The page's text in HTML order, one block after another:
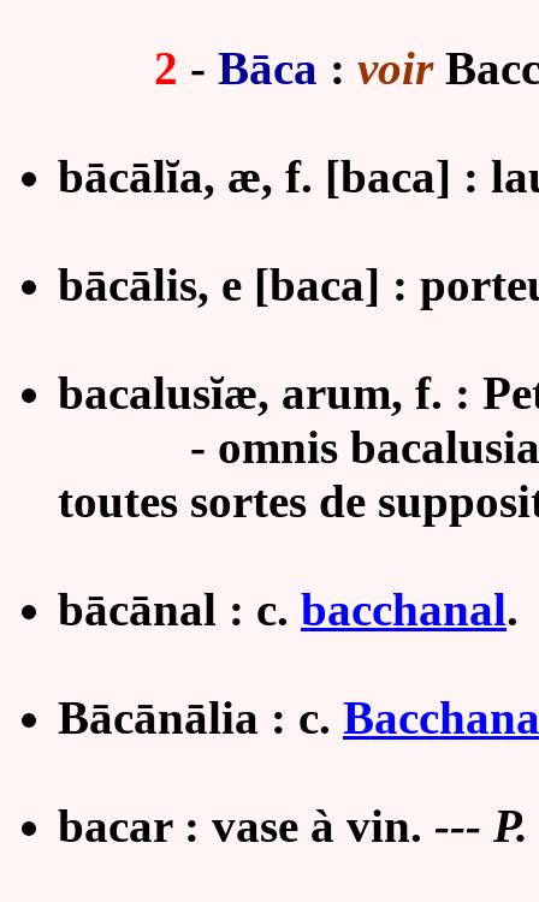
2 - Bāca : voir
bācālĭa, æ, f. [baca] :
bācālis, e [baca] :
bacalusĭæ, arum, f. :
- omnis
toutes sortes de
bācānal : c. bacchanal.
Bācānālia : c.
bacar : vase à vin. ---